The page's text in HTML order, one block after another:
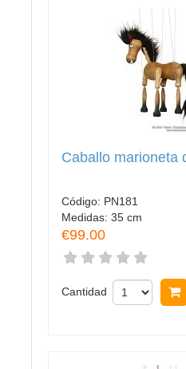
Caballo marioneta
Código: PN181
Medidas: 35 cm
€99.00
Cantidad